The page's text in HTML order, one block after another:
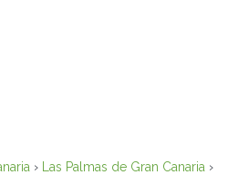
› Las Palmas de Gran Canaria ›